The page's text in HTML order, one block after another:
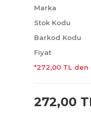
Marka
Stok Kodu
Barkod Kodu
Fiyat
*272,00 TL
272,00